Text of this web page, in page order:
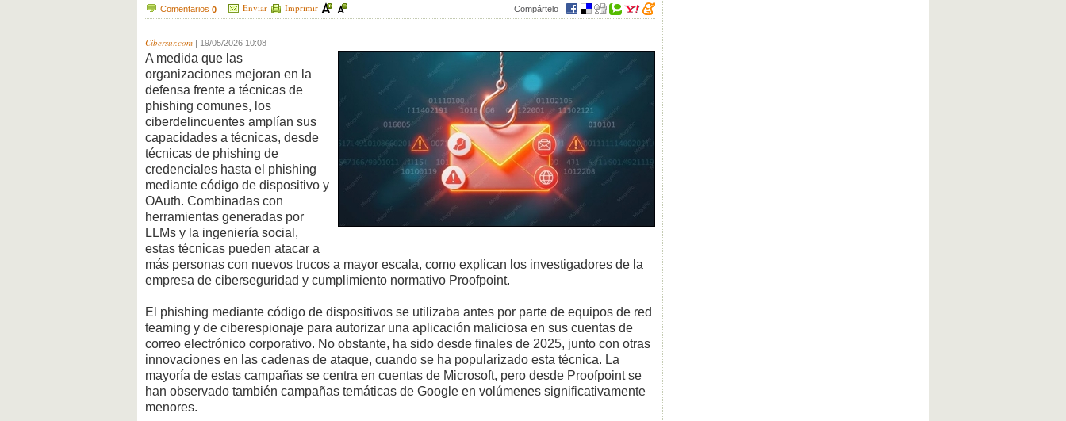
Comentarios 0 Enviar Imprimir Compártelo
Cibersur.com 19/05/2026 10:08
A medida que las
organizaciones mejoran en la
defensa frente a técnicas de
phishing comunes, los
ciberdelincuentes amplían sus
capacidades a técnicas, desde
técnicas de phishing de
credenciales hasta el phishing
mediante código de dispositivo y
OAuth. Combinadas con
herramientas generadas por
LLMs y la ingeniería social,
estas técnicas pueden atacar a
más personas con nuevos trucos a mayor escala, como explican los investigadores de la
empresa de ciberseguridad y cumplimiento normativo Proofpoint.
El phishing mediante código de dispositivos se utilizaba antes por parte de equipos de red
teaming y de ciberespionaje para autorizar una aplicación maliciosa en sus cuentas de
correo electrónico corporativo. No obstante, ha sido desde finales de 2025, junto con otras
innovaciones en las cadenas de ataque, cuando se ha popularizado esta técnica. La
mayoría de estas campañas se centra en cuentas de Microsoft, pero desde Proofpoint se
han observado también campañas temáticas de Google en volúmenes significativamente
menores.